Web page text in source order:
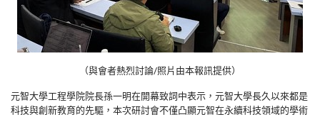
（與會者熱烈討論/照片由本報訊提供）
元智大學工程學院院長孫一明在開幕致詞中表示，元智大學長久以來都是
科技與創新教育的先驅，本次研討會不僅凸顯元智在永續科技領域的學術